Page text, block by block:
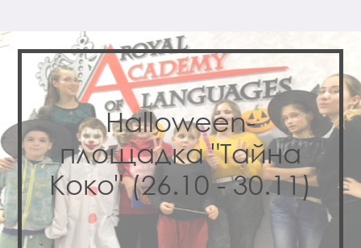
Halloween-
площадка "Тайна
Коко" (26.10 - 30.11)